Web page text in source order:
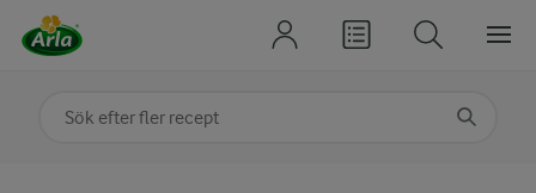
Sök på kategori eller ingrediens